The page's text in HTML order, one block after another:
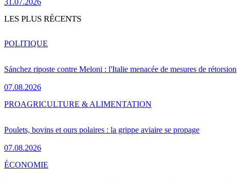
LES PLUS RÉCENTS
Sánchez riposte contre Meloni : l'Italie menacée de mesures de rétorsion
07.08.2026
POLITIQUE
Poulets, bovins et ours polaires : la grippe aviaire se propage
07.08.2026
PROAGRICULTURE & ALIMENTATION
ÉCONOMIE